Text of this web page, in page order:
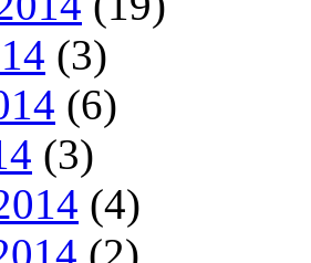
(3)
(6)
(3)
(4)
(2)